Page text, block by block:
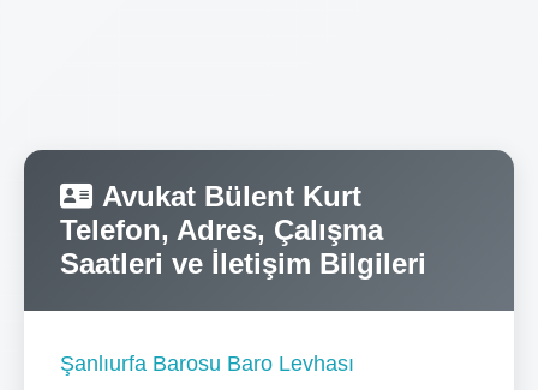
Avukat Bülent Kurt
Telefon, Adres, Çalışma
Saatleri ve İletişim Bilgileri
Şanlıurfa Barosu Baro Levhası